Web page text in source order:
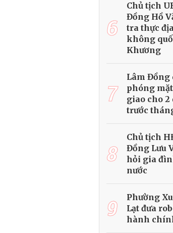
6
Chủ tịch
Đồng Hồ
tra thực
không
Khương
7
Lâm Đồng
phóng
giao cho 2
trước
8
Chủ tịch
Đồng Lưu
hỏi gia
nước
9
Phường
Lạt đưa
hành